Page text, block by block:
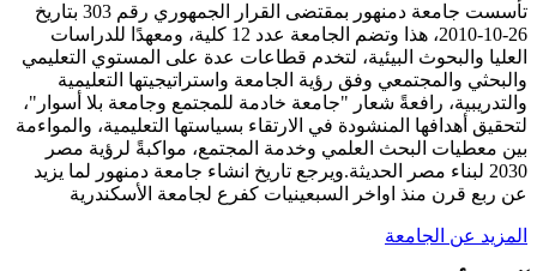
تأسست جامعة دمنهور بمقتضى القرار الجمهوري رقم 303 بتاريخ
26-10-2010، هذا وتضم الجامعة عدد 12 كلية، ومعهدًا للدراسات
العليا والبحوث البيئية، لتخدم قطاعات عدة على المستوي التعليمي
والبحثي والمجتمعي وفق رؤية الجامعة واستراتيجيتها التعليمية
والتدريبية، رافعةً شعار "جامعة خادمة للمجتمع وجامعة بلا أسوار"،
لتحقيق أهدافها المنشودة في الارتقاء بسياستها التعليمية، والمواءمة
بين معطيات البحث العلمي وخدمة المجتمع، مواكبةً لرؤية مصر
2030 لبناء مصر الحديثة.ويرجع تاريخ انشاء جامعة دمنهور لما يزيد
عن ربع قرن منذ اواخر السبعينيات كفرع لجامعة الأسكندرية
المزيد عن الجامعة